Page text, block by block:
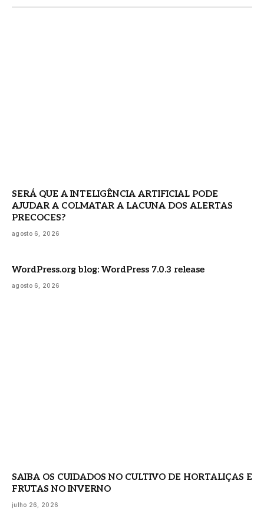
SERÁ QUE A INTELIGÊNCIA ARTIFICIAL PODE
AJUDAR A COLMATAR A LACUNA DOS ALERTAS
PRECOCES?
agosto 6, 2026
WordPress.org blog: WordPress 7.0.3 release
agosto 6, 2026
SAIBA OS CUIDADOS NO CULTIVO DE HORTALIÇAS E
FRUTAS NO INVERNO
julho 26, 2026